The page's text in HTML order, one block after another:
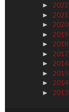
► 2022
► 2021
► 2020
► 2019
► 2018
► 2017
► 2016
► 2015
► 2014
► 2013